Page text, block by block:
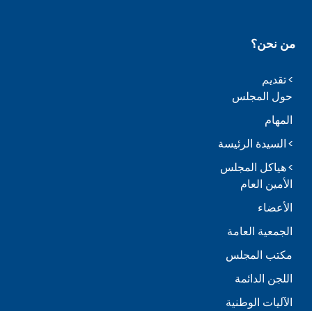
من نحن؟
تقديم
حول المجلس
المهام
السيدة الرئيسة
هياكل المجلس
الأمين العام
الأعضاء
الجمعية العامة
مكتب المجلس
اللجن الدائمة
الآليات الوطنية